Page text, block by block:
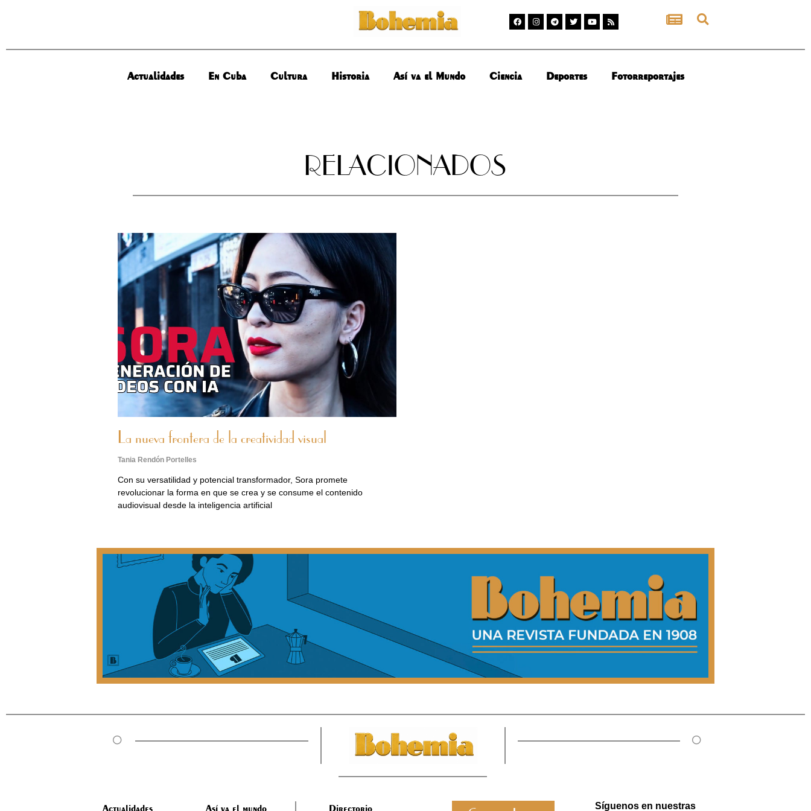
Actualidades En Cuba Cultura Historia Así va el Mundo Ciencia Deportes Fotorreportajes
RELACIONADOS
La nueva frontera de la creatividad visual
Tania Rendón Portelles
Con su versatilidad y potencial transformador, Sora promete
revolucionar la forma en que se crea y se consume el contenido
audiovisual desde la inteligencia artificial
Actualidades Así va el mundo Directorio
Síguenos en nuestras